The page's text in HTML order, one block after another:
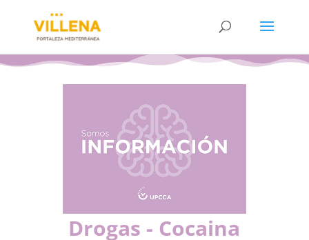
Drogas - Cocaina